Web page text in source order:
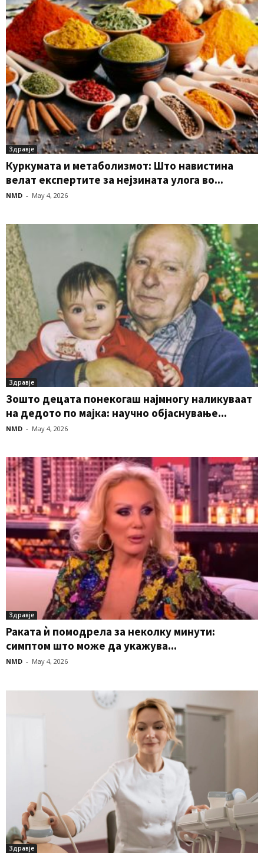
Здравје
Куркумата и метаболизмот: Што навистина
велат експертите за нејзината улога во...
NMD - May 4, 2026
Здравје
Зошто децата понекогаш најмногу наликуваат
на дедото по мајка: научно објаснување...
NMD - May 4, 2026
Здравје
Раката ѝ помодрела за неколку минути:
симптом што може да укажува...
NMD - May 4, 2026
Здравје